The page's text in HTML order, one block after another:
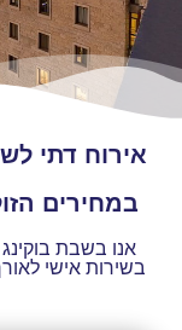
אירוח דתי
במחירים
אנו בשבת
בשירות אישי